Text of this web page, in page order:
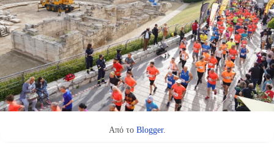
Από το Blogger.